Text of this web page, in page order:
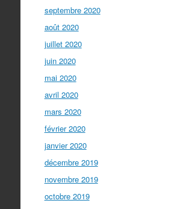
septembre 2020
août 2020
juillet 2020
juin 2020
mai 2020
avril 2020
mars 2020
février 2020
janvier 2020
décembre 2019
novembre 2019
octobre 2019